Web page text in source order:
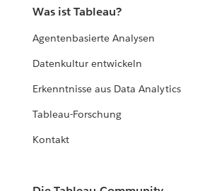
Was ist Tableau?
Agentenbasierte Analysen
Datenkultur entwickeln
Erkenntnisse aus Data Analytics
Tableau-Forschung
Kontakt